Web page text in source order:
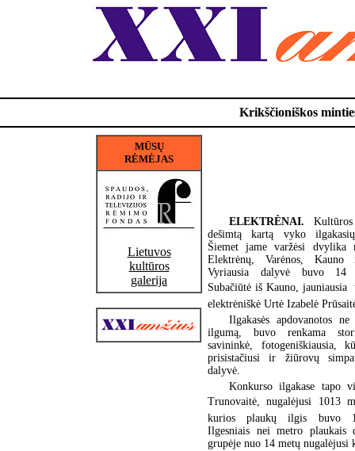
Krikščioniškos
MŪSŲ
RĖMĖJAS
Lietuvos
kultūros
galerija
ELEKTRĖNAI.
dešimtą kartą vyko
Šiemet jame varžėsi dvylika
Elektrėnų, Varėnos,
Vyriausia dalyvė buvo 14
Subačiūtė iš Kauno, jauniausia
elektrėniškė Urtė Izabelė
Ilgakasės apdovanotos
ilgumą, buvo renkama
savininkė, fotogeniškiausia,
prisistačiusi ir žiūrovų
dalyvė.
Konkurso ilgakase tapo
Trunovaitė, nugalėjusi 1013
kurios plaukų ilgis buvo
Ilgesniais nei metro plaukais
grupėje nuo 14 metų nugalėjusi